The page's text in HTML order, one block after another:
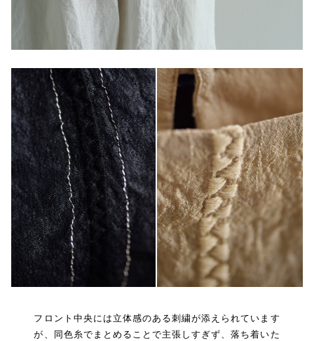
フロント中央には立体感のある刺繍が添えられています
が、同色糸でまとめることで主張しすぎず、落ち着いた